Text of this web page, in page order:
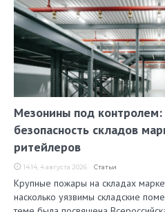
Мезонины под
безопасность складов
ритейлеров
14:14, 4 августа 2026 Статьи
Крупные пожары на складах
насколько уязвимы складские